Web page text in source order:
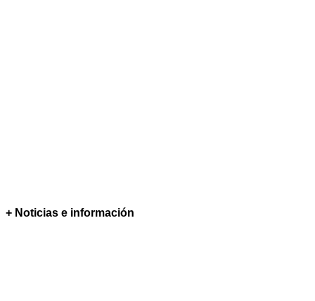
+ Noticias e información